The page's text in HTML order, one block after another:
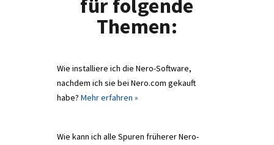
für folgende
Themen:
Wie installiere ich die Nero-Software,
nachdem ich sie bei Nero.com gekauft
habe? Mehr erfahren »
Wie kann ich alle Spuren früherer Nero-